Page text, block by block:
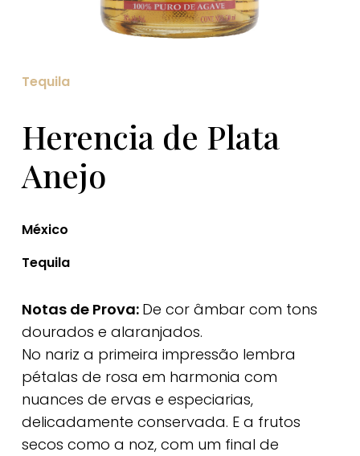
Tequila
Herencia de Plata
Anejo
México
Tequila
Notas de Prova: De cor âmbar com tons
dourados e alaranjados.
No nariz a primeira impressão lembra
pétalas de rosa em harmonia com
nuances de ervas e especiarias,
delicadamente conservada. E a frutos
secos como a noz, com um final de